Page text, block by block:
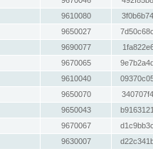
9610080
9650027
9690077
9670065
9610040
9650070
9650043
9670067
9630007